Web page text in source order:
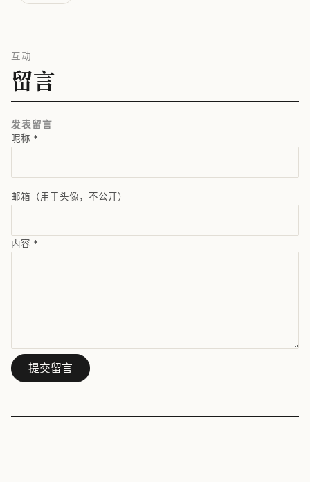
互动
留言
发表留言
昵称 *
邮箱（用于头像，不公开）
内容 *
提交留言